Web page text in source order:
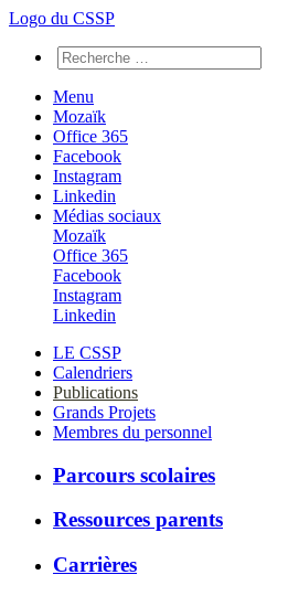
Logo du CSSP
Menu
Mozaïk
Office 365
Facebook
Instagram
Linkedin
Médias sociaux
Mozaïk
Office 365
Facebook
Instagram
Linkedin
LE CSSP
Calendriers
Publications
Grands Projets
Membres du personnel
Parcours scolaires
Ressources parents
Carrières